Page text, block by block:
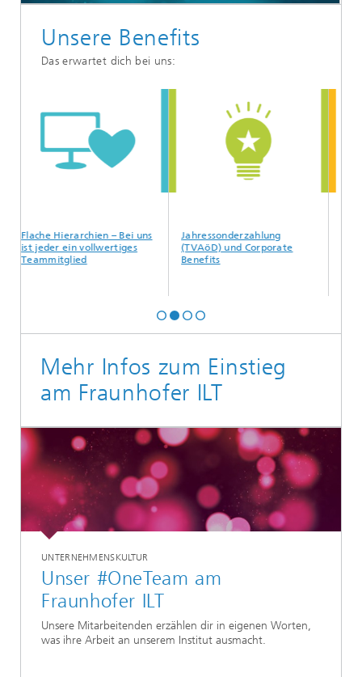
Unsere Benefits
Das erwartet dich bei uns:
Flache Hierarchien – Bei uns
ist jeder ein vollwertiges
Teammitglied
Jahressonderzahlung
(TVAöD) und Corporate
Benefits
Mehr Infos zum Einstieg
am Fraunhofer ILT
UNTERNEHMENSKULTUR
Unser #OneTeam am
Fraunhofer ILT
Unsere Mitarbeitenden erzählen dir in eigenen Worten,
was ihre Arbeit an unserem Institut ausmacht.